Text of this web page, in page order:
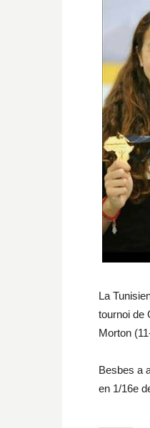
La
tournoi de
Morton
Besbes a
en 1/16e